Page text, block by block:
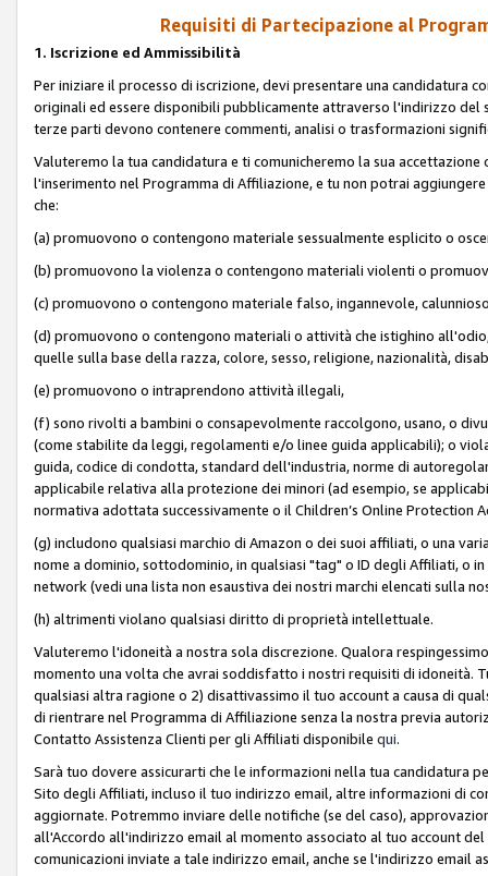
Requisiti di Partecipazione al
1. Iscrizione ed Ammissibilità
Per iniziare il processo di iscrizione, devi presentare una candidatura
originali ed essere disponibili pubblicamente attraverso l'indirizzo
terze parti devono contenere commenti, analisi o trasformazioni
Valuteremo la tua candidatura e ti comunicheremo la sua
l'inserimento nel Programma di Affiliazione, e tu non potrai
che:
(a) promuovono o contengono materiale sessualmente esplicito o
(b) promuovono la violenza o contengono materiali violenti o
(c) promuovono o contengono materiale falso, ingannevole,
(d) promuovono o contengono materiali o attività che istighino
quelle sulla base della razza, colore, sesso, religione, nazionalità,
(e) promuovono o intraprendono attività illegali,
(f) sono rivolti a bambini o consapevolmente raccolgono, usano, o
(come stabilite da leggi, regolamenti e/o linee guida applicabili); o
guida, codice di condotta, standard dell'industria, norme di
applicabile relativa alla protezione dei minori (ad esempio, se
normativa adottata successivamente o il Children’s Online Protection
(g) includono qualsiasi marchio di Amazon o dei suoi affiliati, o una
nome a dominio, sottodominio, in qualsiasi "tag" o ID degli Affiliati, o
network (vedi una lista non esaustiva dei nostri marchi elencati sulla
(h) altrimenti violano qualsiasi diritto di proprietà intellettuale.
Valuteremo l'idoneità a nostra sola discrezione. Qualora
momento una volta che avrai soddisfatto i nostri requisiti di idoneità.
qualsiasi altra ragione o 2) disattivassimo il tuo account a causa di
di rientrare nel Programma di Affiliazione senza la nostra previa
Contatto Assistenza Clienti per gli Affiliati disponibile qui.
Sarà tuo dovere assicurarti che le informazioni nella tua candidatura
Sito degli Affiliati, incluso il tuo indirizzo email, altre informazioni di
aggiornate. Potremmo inviare delle notifiche (se del caso),
all'Accordo all'indirizzo email al momento associato al tuo account
comunicazioni inviate a tale indirizzo email, anche se l'indirizzo email